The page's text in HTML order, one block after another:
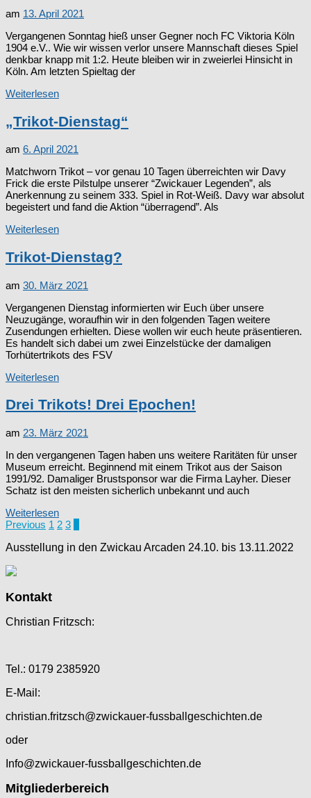
am 13. April 2021
Vergangenen Sonntag hieß unser Gegner noch FC Viktoria Köln
1904 e.V.. Wie wir wissen verlor unsere Mannschaft dieses Spiel
denkbar knapp mit 1:2. Heute bleiben wir in zweierlei Hinsicht in
Köln. Am letzten Spieltag der
Weiterlesen
„Trikot-Dienstag“
am 6. April 2021
Matchworn Trikot – vor genau 10 Tagen überreichten wir Davy
Frick die erste Pilstulpe unserer “Zwickauer Legenden”, als
Anerkennung zu seinem 333. Spiel in Rot-Weiß. Davy war absolut
begeistert und fand die Aktion “überragend”. Als
Weiterlesen
Trikot-Dienstag?
am 30. März 2021
Vergangenen Dienstag informierten wir Euch über unsere
Neuzugänge, woraufhin wir in den folgenden Tagen weitere
Zusendungen erhielten. Diese wollen wir euch heute präsentieren.
Es handelt sich dabei um zwei Einzelstücke der damaligen
Torhütertrikots des FSV
Weiterlesen
Drei Trikots! Drei Epochen!
am 23. März 2021
In den vergangenen Tagen haben uns weitere Raritäten für unser
Museum erreicht. Beginnend mit einem Trikot aus der Saison
1991/92. Damaliger Brustsponsor war die Firma Layher. Dieser
Schatz ist den meisten sicherlich unbekannt und auch
Weiterlesen
Seitennummerierung
der
Beiträge
Previous 1 2 3
Ausstellung in den Zwickau Arcaden 24.10. bis 13.11.2022
Kontakt
Christian Fritzsch:
Tel.: 0179 2385920
E-Mail:
christian.fritzsch@zwickauer-fussballgeschichten.de
oder
Info@zwickauer-fussballgeschichten.de
Mitgliederbereich